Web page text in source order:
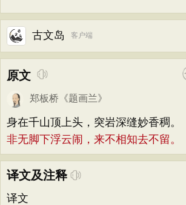
古文岛 客户端
原文
郑板桥 《题画兰》
身在千山顶上头，突岩深缝妙香稠。
非无脚下浮云闹，来不相知去不留。
译文及注释
译文